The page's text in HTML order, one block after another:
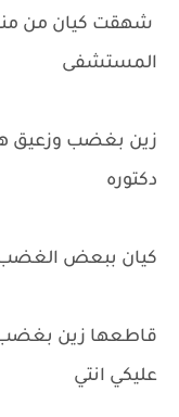
شهقت كيان من
المستشفى
زين بغضب وزعيق
دكتوره
كيان ببعض
قاطعها زين بغضب :
عليكي انتي